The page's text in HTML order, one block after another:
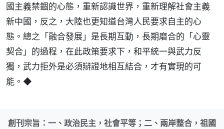
國主義禁錮的心態，重新認識世界，重新理解社會主義
新中國，反之，大陸也更知道台灣人民要求自主的心
態。總之「融合發展」是長期互動，長期磨合的「心靈
契合」的過程，在此政策要求下，和平統一與武力反
獨，武力拒外是必須辯證地相互結合，才有實現的可
能。◆
創刊宗旨：一、政治民主，社會平等；二、兩岸整合，祖國